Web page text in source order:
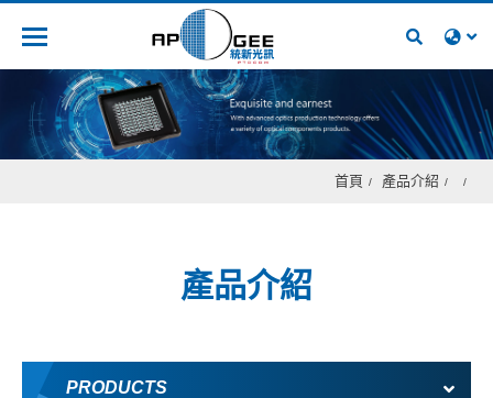
首頁 產品介紹
產品介紹
PRODUCTS